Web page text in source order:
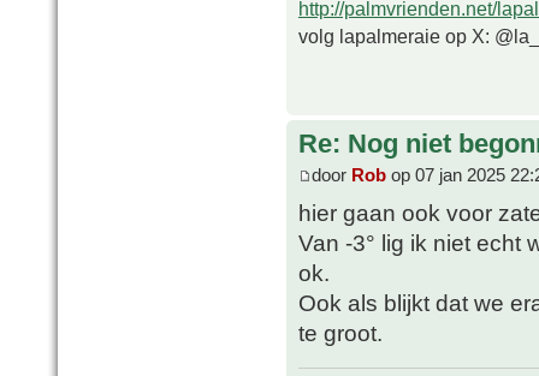
http://palmvrienden.net/
volg lapalmeraie op X:
Re: Nog niet
door Rob op 07 jan 2025
hier gaan ook voor
Van -3° lig ik niet echt
ok.
Ook als blijkt dat we
te groot.